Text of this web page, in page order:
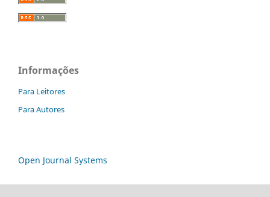
Informações
Para Leitores
Para Autores
Open Journal Systems